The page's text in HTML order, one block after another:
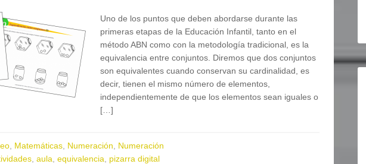
Uno de los puntos que deben abordarse durante las
primeras etapas de la Educación Infantil, tanto en el
método ABN como con la metodología tradicional, es la
equivalencia entre conjuntos. Diremos que dos conjuntos
son equivalentes cuando conservan su cardinalidad, es
decir, tienen el mismo número de elementos,
independientemente de que los elementos sean iguales o
[…]
Matemáticas Numeración
Numeración
aula equivalencia pizarra digital